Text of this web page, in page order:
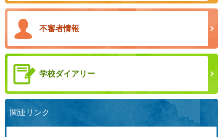
不審者情報
学校ダイアリー
関連リンク